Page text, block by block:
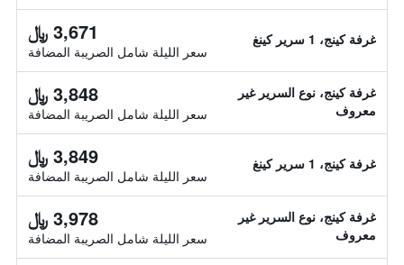
غرفة كينج، 1 سرير كينغ 3,671 ﷼
سعر الليلة شامل الصريبة المضافة
غرفة كينج، نوع السرير غير
معروف
3,848 ﷼
سعر الليلة شامل الصريبة المضافة
غرفة كينج، 1 سرير كينغ 3,849 ﷼
سعر الليلة شامل الصريبة المضافة
غرفة كينج، نوع السرير غير
معروف
3,978 ﷼
سعر الليلة شامل الصريبة المضافة